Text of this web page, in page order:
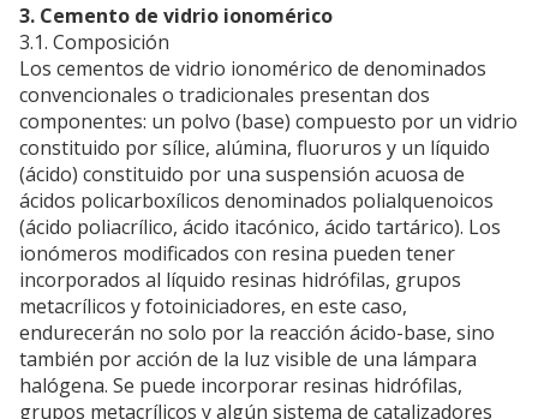
3. Cemento de vidrio ionomérico
3.1. Composición
Los cementos de vidrio ionomérico de denominados
convencionales o tradicionales presentan dos
componentes: un polvo (base) compuesto por un vidrio
constituido por sílice, alúmina, fluoruros y un líquido
(ácido) constituido por una suspensión acuosa de
ácidos policarboxílicos denominados polialquenoicos
(ácido poliacrílico, ácido itacónico, ácido tartárico). Los
ionómeros modificados con resina pueden tener
incorporados al líquido resinas hidrófilas, grupos
metacrílicos y fotoiniciadores, en este caso,
endurecerán no solo por la reacción ácido-base, sino
también por acción de la luz visible de una lámpara
halógena. Se puede incorporar resinas hidrófilas,
grupos metacrílicos y algún sistema de catalizadores